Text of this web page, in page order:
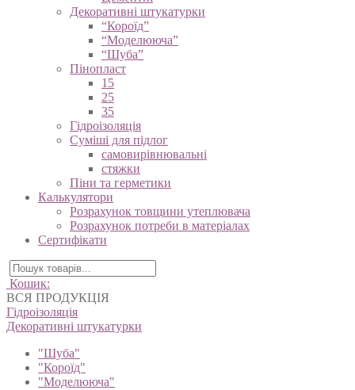
Декоративні штукатурки
“Короїд”
“Моделююча”
“Шуба”
Пінопласт
15
25
35
Гідроізоляція
Суміші для підлог
самовирівнювальні
стяжки
Піни та герметики
Калькулятори
Розрахунок товщини утеплювача
Розрахунок потреби в матеріалах
Сертифікати
Кошик:
ВСЯ ПРОДУКЦІЯ
Гідроізоляція
Декоративні штукатурки
"Шуба"
"Короїд"
"Моделююча"